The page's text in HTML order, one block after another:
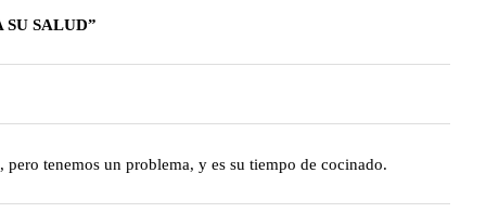
SALUD”
tenemos un problema, y es su tiempo de cocinado.